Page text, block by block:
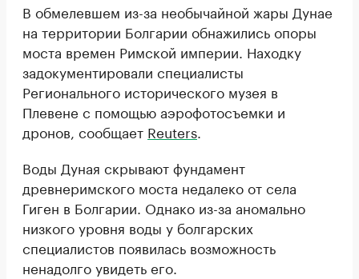
В обмелевшем из-за необычайной жары Дунае
на территории Болгарии обнажились опоры
моста времен Римской империи. Находку
задокументировали специалисты
Регионального исторического музея в
Плевене с помощью аэрофотосъемки и
дронов, сообщает Reuters.
Воды Дуная скрывают фундамент
древнеримского моста недалеко от села
Гиген в Болгарии. Однако из-за аномально
низкого уровня воды у болгарских
специалистов появилась возможность
ненадолго увидеть его.